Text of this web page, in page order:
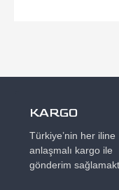
KARGO
Türkiye’nin her iline
anlaşmalı kargo ile
gönderim